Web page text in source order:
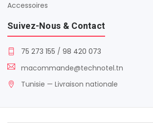
Accessoires
Suivez-Nous & Contact
75 273 155 / 98 420 073
macommande@technotel.tn
Tunisie — Livraison nationale